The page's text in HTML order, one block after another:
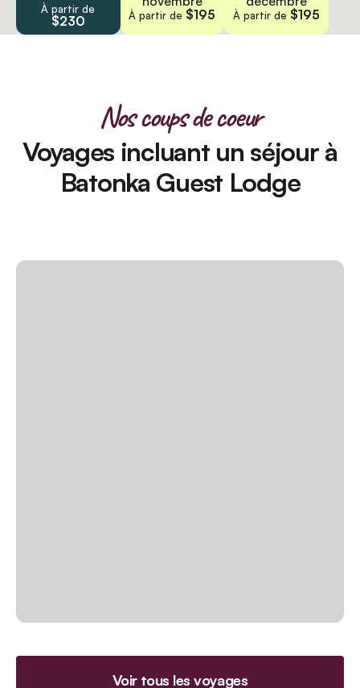
À partir de
$230 À partir de $195 À partir de $195
Nos coups de coeur
Voyages incluant un séjour à
Batonka Guest Lodge
Voir tous les voyages